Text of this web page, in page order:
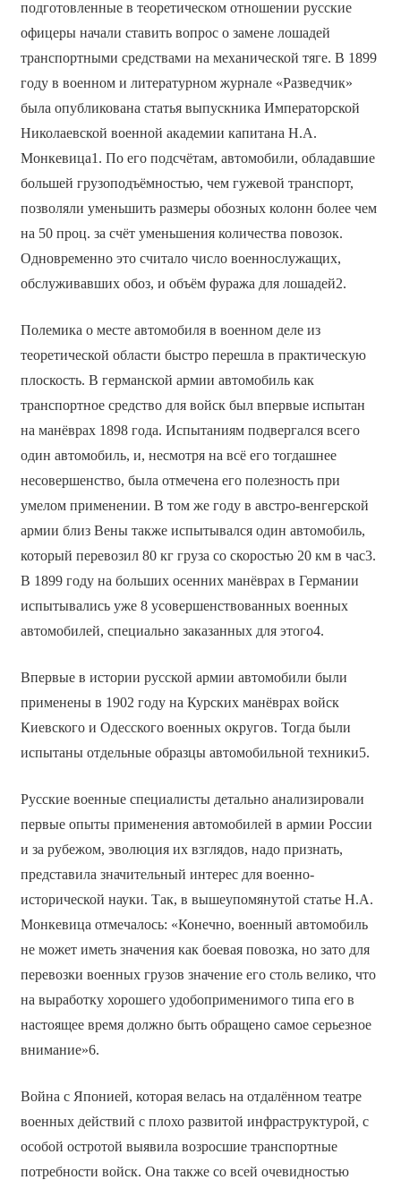
подготовленные в теоретическом отношении русские
офицеры начали ставить вопрос о замене лошадей
транспортными средствами на механической тяге. В 1899
году в военном и литературном журнале «Разведчик»
была опубликована статья выпускника Императорской
Николаевской военной академии капитана Н.А.
Монкевица1. По его подсчётам, автомобили, обладавшие
большей грузоподъёмностью, чем гужевой транспорт,
позволяли уменьшить размеры обозных колонн более чем
на 50 проц. за счёт уменьшения количества повозок.
Одновременно это считало число военнослужащих,
обслуживавших обоз, и объём фуража для лошадей2.
Полемика о месте автомобиля в военном деле из
теоретической области быстро перешла в практическую
плоскость. В германской армии автомобиль как
транспортное средство для войск был впервые испытан
на манёврах 1898 года. Испытаниям подвергался всего
один автомобиль, и, несмотря на всё его тогдашнее
несовершенство, была отмечена его полезность при
умелом применении. В том же году в австро-венгерской
армии близ Вены также испытывался один автомобиль,
который перевозил 80 кг груза со скоростью 20 км в час3.
В 1899 году на больших осенних манёврах в Германии
испытывались уже 8 усовершенствованных военных
автомобилей, специально заказанных для этого4.
Впервые в истории русской армии автомобили были
применены в 1902 году на Курских манёврах войск
Киевского и Одесского военных округов. Тогда были
испытаны отдельные образцы автомобильной техники5.
Русские военные специалисты детально анализировали
первые опыты применения автомобилей в армии России
и за рубежом, эволюция их взглядов, надо признать,
представила значительный интерес для военно-
исторической науки. Так, в вышеупомянутой статье Н.А.
Монкевица отмечалось: «Конечно, военный автомобиль
не может иметь значения как боевая повозка, но зато для
перевозки военных грузов значение его столь велико, что
на выработку хорошего удобоприменимого типа его в
настоящее время должно быть обращено самое серьезное
внимание»6.
Война с Японией, которая велась на отдалённом театре
военных действий с плохо развитой инфраструктурой, с
особой остротой выявила возросшие транспортные
потребности войск. Она также со всей очевидностью